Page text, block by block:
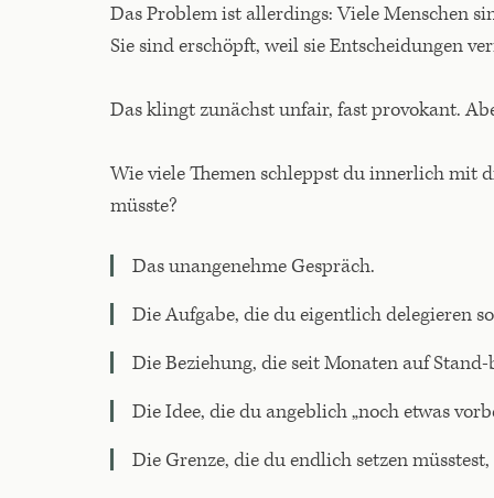
Das Problem ist allerdings: Viele Menschen
Sie sind erschöpft, weil sie Entscheidungen
Das klingt zunächst unfair, fast provokant.
Wie viele Themen schleppst du innerlich mit
müsste?
Das unangenehme Gespräch.
Die Aufgabe, die du eigentlich delegieren
Die Beziehung, die seit Monaten auf
Die Idee, die du angeblich „noch etwas
Die Grenze, die du endlich setzen